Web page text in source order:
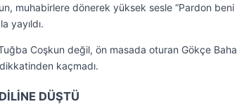
muhabirlere dönerek yüksek sesle “Pardon beni
yayıldı.
Coşkun değil, ön masada oturan Gökçe
dikkatinden kaçmadı.
DÜŞTÜ